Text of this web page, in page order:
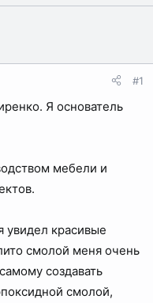
#1
Я основатель
мебели и
увидел красивые
смолой меня очень
создавать
смолой,